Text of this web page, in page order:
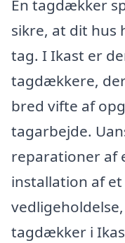
En tagdækker
sikre, at dit hus
tag. I Ikast er
tagdækkere,
bred vifte af
tagarbejde.
reparationer af
installation af
tagdækker i